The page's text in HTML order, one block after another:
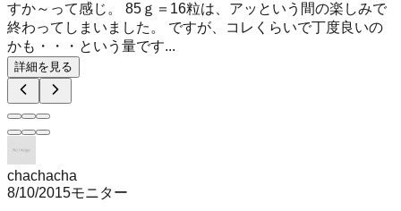
すか～って感じ。 85ｇ＝16粒は、アッという間の楽しみで
終わってしまいました。 ですが、コレくらいで丁度良いの
かも・・・という量です...
詳細を見る
chachacha
8/10/2015モニター